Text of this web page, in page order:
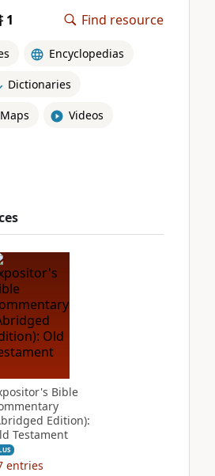
1 Find resource
Encyclopedias
Dictionaries
Maps Videos
Bible
Edition):
Testament
entries